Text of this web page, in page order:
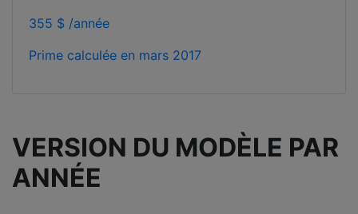
355 $ /année
Prime calculée en mars 2017
VERSION DU MODÈLE PAR
ANNÉE